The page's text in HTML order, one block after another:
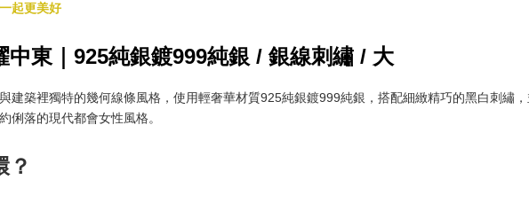
起更美好
中東｜925純銀鍍999純銀 / 銀線刺繡 / 大
建築裡獨特的幾何線條風格，使用輕奢華材質925純銀鍍999純銀，搭配細緻精巧的黑白刺繡
俐落的現代都會女性風格。
？